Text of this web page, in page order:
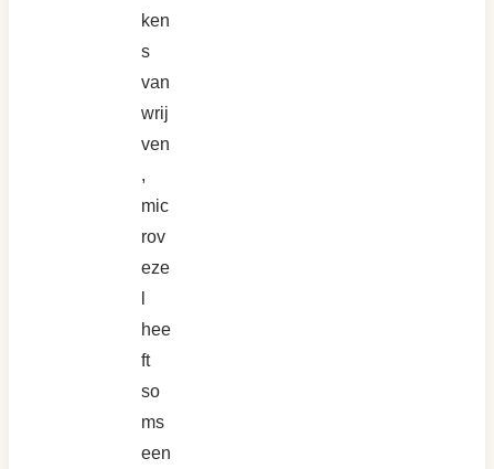
ken
s
van
wrij
ven
,
mic
rov
eze
hee
ft
so
ms
een